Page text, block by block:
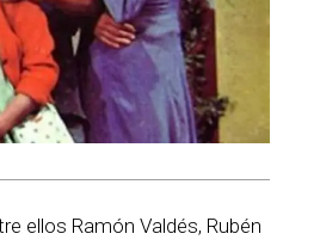
ellos Ramón Valdés, Rubén